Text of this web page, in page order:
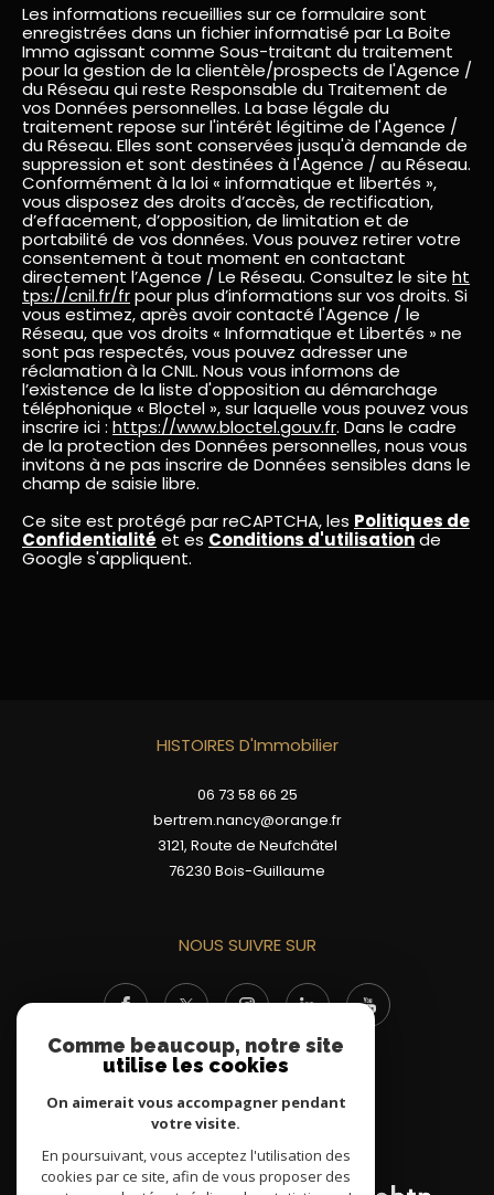
Les informations recueillies sur ce formulaire sont
enregistrées dans un fichier informatisé par La Boite
Immo agissant comme Sous-traitant du traitement
pour la gestion de la clientèle/prospects de l'Agence /
du Réseau qui reste Responsable du Traitement de
vos Données personnelles. La base légale du
traitement repose sur l'intérêt légitime de l'Agence /
du Réseau. Elles sont conservées jusqu'à demande de
suppression et sont destinées à l'Agence / au Réseau.
Conformément à la loi « informatique et libertés »,
vous disposez des droits d’accès, de rectification,
d’effacement, d’opposition, de limitation et de
portabilité de vos données. Vous pouvez retirer votre
consentement à tout moment en contactant
directement l’Agence / Le Réseau. Consultez le site ht
tps://cnil.fr/frpour plus d’informations sur vos droits. Si
vous estimez, après avoir contacté l'Agence / le
Réseau, que vos droits « Informatique et Libertés » ne
sont pas respectés, vous pouvez adresser une
réclamation à la CNIL. Nous vous informons de
l’existence de la liste d'opposition au démarchage
téléphonique « Bloctel », sur laquelle vous pouvez vous
inscrire ici : https://www.bloctel.gouv.fr. Dans le cadre
de la protection des Données personnelles, nous vous
invitons à ne pas inscrire de Données sensibles dans le
champ de saisie libre.
Ce site est protégé par reCAPTCHA, les Politiques de
Confidentialité et es Conditions d'utilisationde
Google s'appliquent.
HISTOIRES D'Immobilier
06 73 58 66 25
bertrem.nancy@orange.fr
3121, Route de Neufchâtel
76230
Bois-Guillaume
NOUS SUIVRE SUR
ADHÉRENTS
Comme beaucoup, notre site
utilise les cookies
On aimerait vous accompagner pendant
votre visite.
En poursuivant, vous acceptez l'utilisation des
cookies par ce site, afin de vous proposer des